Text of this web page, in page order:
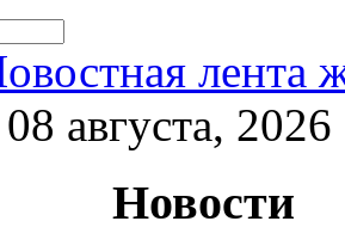
лента
августа, 2026
Новости